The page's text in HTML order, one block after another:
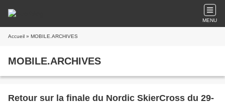
MENU
Accueil » MOBILE.ARCHIVES
MOBILE.ARCHIVES
Retour sur la finale du Nordic SkierCross du 29-